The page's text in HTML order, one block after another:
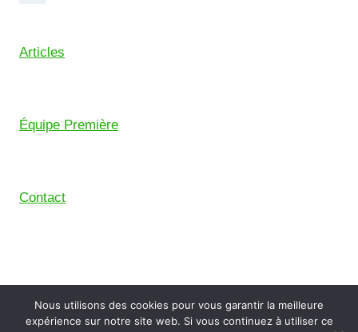
Articles
Équipe Première
Contact
avec leComptoir Digital, le collectif de freelance du
Nous utilisons des cookies pour vous garantir la meilleure
expérience sur notre site web. Si vous continuez à utiliser ce